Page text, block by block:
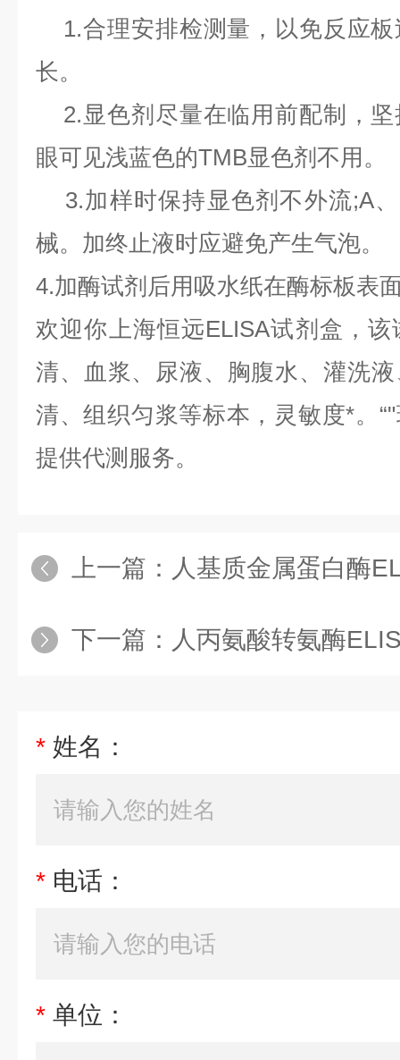
1.合理安排检测量，以免反应
长。
2. 显色剂尽量在临用前配制，
眼可见浅蓝色的TMB显色剂不用。
3.加样时保持显色剂不外流;A、
械。加终止液时应避免产生气泡。
4.加酶试剂后用吸水纸在酶标板表
欢迎你上海恒远ELISA试剂盒，该
清、血浆、尿液、胸腹水、灌洗
清、组织匀浆等标本，灵敏度*。“
提供代测服务。
上一篇： 人基质金属蛋白酶
下一篇： 人丙氨酸转氨酶
* 姓名：
* 电话：
* 单位：